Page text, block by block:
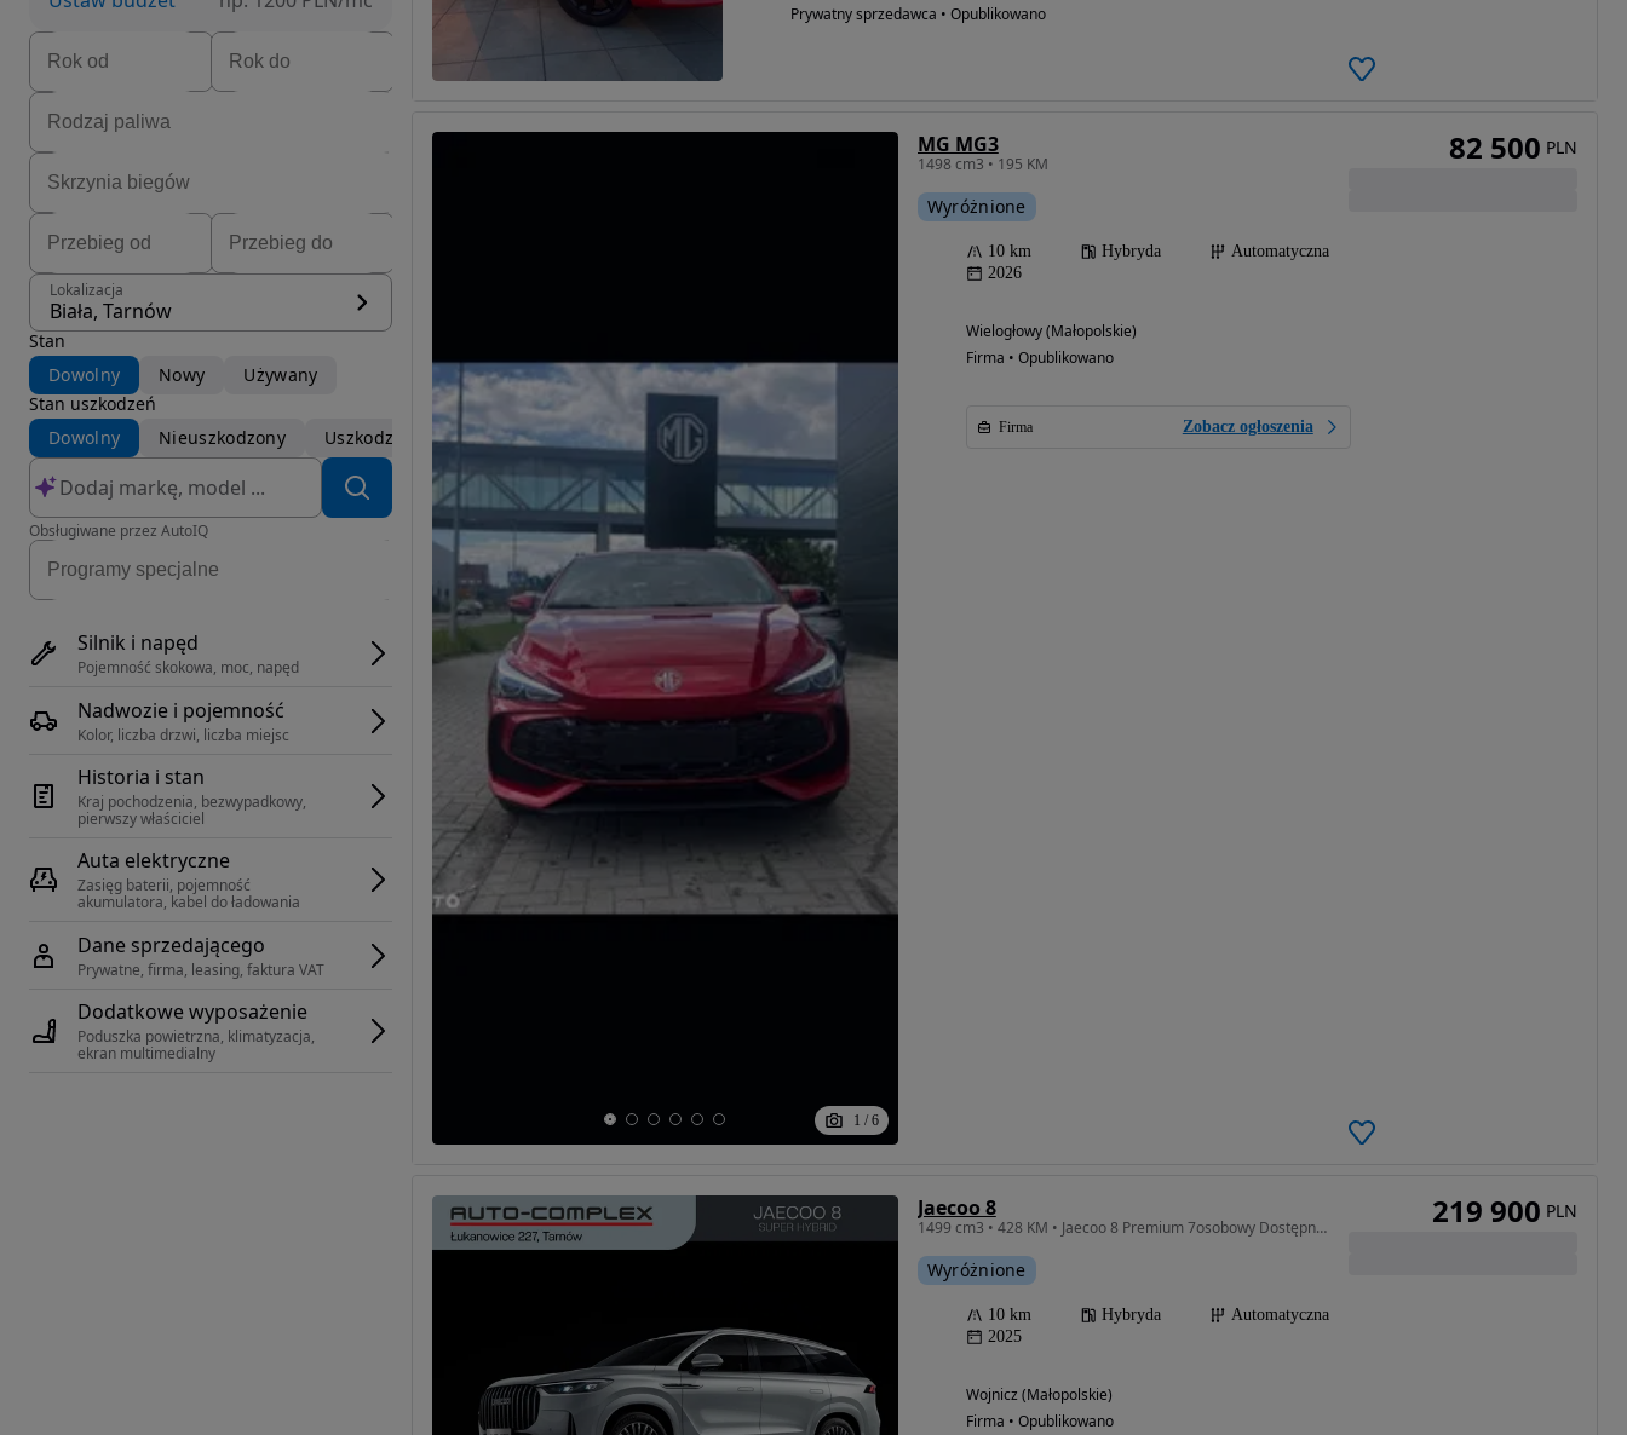
Lokalizacja
Biała, Tarnów
Stan
Dowolny
Nowy
Używany
Stan uszkodzeń
Dowolny
Nieuszkodzony Uszkodzony
Obsługiwane przez AutoIQ
Silnik i napęd
Pojemność skokowa, moc, napęd
Nadwozie i pojemność
Kolor, liczba drzwi, liczba miejsc
Historia i stan
Kraj pochodzenia, bezwypadkowy,
pierwszy właściciel
Auta elektryczne
Zasięg baterii, pojemność
akumulatora, kabel do ładowania
Dane sprzedającego
Prywatne, firma, leasing, faktura VAT
Dodatkowe wyposażenie
Poduszka powietrzna, klimatyzacja,
ekran multimedialny
Prywatny sprzedawca • Opublikowano
1 / 6
MG MG3
1498 cm3 • 195 KM
Wyróżnione
10 km Hybryda
Automatyczna
2026
Wielogłowy (Małopolskie)
Firma • Opublikowano
Firma Zobacz ogłoszenia
82 500 PLN
Jaecoo 8
1499 cm3 • 428 KM • Jaecoo 8 Premium 7osobowy Dostępny od ręki.
Wyróżnione
10 km Hybryda
Automatyczna
2025
Wojnicz (Małopolskie)
Firma • Opublikowano
219 900 PLN